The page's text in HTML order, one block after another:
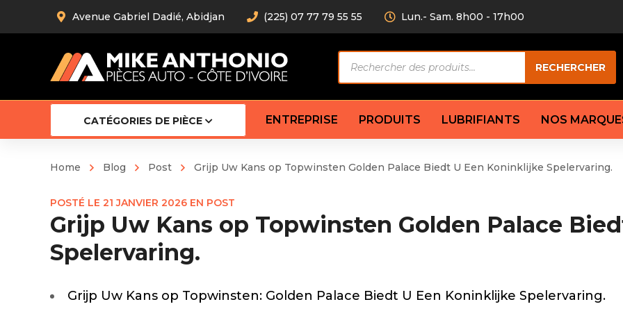
Avenue Gabriel Dadié, Abidjan (225) 07 77 79 55 55 Lun.- Sam. 8h00 - 17h00
de
produits
RECHERCHER
CATÉGORIES DE PIÈCE
Barre d’accouplement
Robot
Silentblocs amortisseur
Condenseur
Électrovanne
Sonde de température
Flexible
ENTREPRISE PRODUITS LUBRIFIANTS NOS
Home Blog Post Grijp Uw Kans op Topwinsten Golden Palace Biedt U Een Koninklijke Spelervaring.
POSTÉ LE 21 JANVIER 2026 EN POST
Grijp Uw Kans op Topwinsten Golden Palace
Spelervaring.
Grijp Uw Kans op Topwinsten: Golden Palace Biedt U Een Koninklijke Spelervaring.